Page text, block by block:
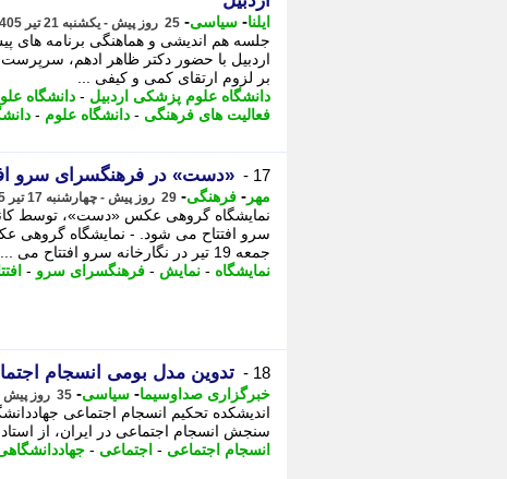
ایلنا- سیاسی- 25 روز پیش - یکشنبه 21 تیر 1405، 16:07
جلسه هم اندیشی و هماهنگی برنامه های
اردبیل با حضور دکتر ظاهر ادهم،
بر لزوم ارتقای کمی و کیفی ...
دانشگاه علوم پزشکی اردبیل - دانشگاه
فعالیت های فرهنگی - دانشگاه علوم -
17 - «دست» در فرهنگسرای سرو
مهر - فرهنگی- 29 روز پیش - چهارشنبه 17 تیر 1405، 19:10
سرو افتتاح می شود. - نمایشگاه
جمعه 19 تیر در نگارخانه سرو افتتاح می ...
نمایشگاه - نمایش - فرهنگسرای سرو -
18 - تدوین مدل بومی انسجام
خبرگزاری صداوسیما- سیاسی- 35 روز پیش - پنجشنبه 11 تیر 1405، 11:30
اندیشکده تحکیم انسجام اجتماعی
سنجش انسجام اجتماعی در ایران، از
انسجام اجتماعی - اجتماعی -